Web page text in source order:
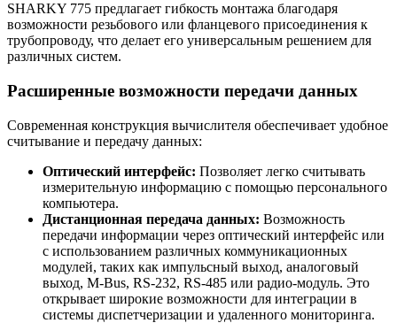
SHARKY 775 предлагает гибкость монтажа благодаря
возможности резьбового или фланцевого присоединения к
трубопроводу, что делает его универсальным решением для
различных систем.
Расширенные возможности передачи данных
Современная конструкция вычислителя обеспечивает удобное
считывание и передачу данных:
Оптический интерфейс: Позволяет легко считывать
измерительную информацию с помощью персонального
компьютера.
Дистанционная передача данных: Возможность
передачи информации через оптический интерфейс или
с использованием различных коммуникационных
модулей, таких как импульсный выход, аналоговый
выход, M-Bus, RS-232, RS-485 или радио-модуль. Это
открывает широкие возможности для интеграции в
системы диспетчеризации и удаленного мониторинга.